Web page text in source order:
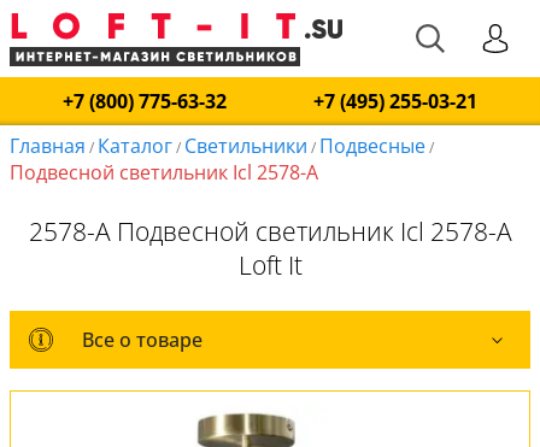
+7 (800) 775-63-32
+7 (495) 255-03-21
Главная / Каталог/ Светильники / Подвесные/
Подвесной светильник Icl 2578-A
2578-A Подвесной светильник Icl 2578-A
Loft It
Все о товаре
Все о товаре